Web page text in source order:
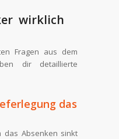
wirklich
Fragen aus dem
dir detaillierte
das
das Absenken sinkt